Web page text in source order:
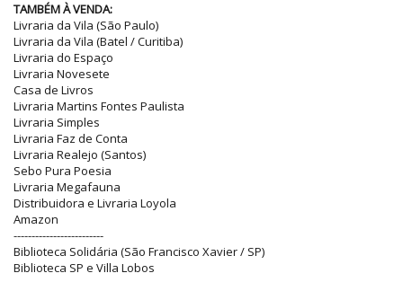
TAMBÉM À VENDA:
Livraria da Vila (São Paulo)
Livraria da Vila (Batel / Curitiba)
Livraria do Espaço
Livraria Novesete
Casa de Livros
Livraria Martins Fontes Paulista
Livraria Simples
Livraria Faz de Conta
Livraria Realejo (Santos)
Sebo Pura Poesia
Livraria Megafauna
Distribuidora e Livraria Loyola
Amazon
-------------------------
Biblioteca Solidária (São Francisco Xavier / SP)
Biblioteca SP e Villa Lobos